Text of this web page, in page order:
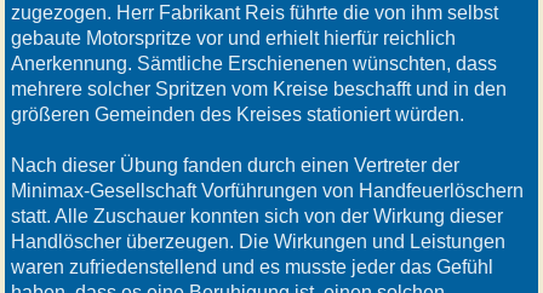
zugezogen. Herr Fabrikant Reis führte die von ihm selbst
gebaute Motorspritze vor und erhielt hierfür reichlich
Anerkennung. Sämtliche Erschienenen wünschten, dass
mehrere solcher Spritzen vom Kreise beschafft und in den
größeren Gemeinden des Kreises stationiert würden.
Nach dieser Übung fanden durch einen Vertreter der
Minimax-Gesellschaft Vorführungen von Handfeuerlöschern
statt. Alle Zuschauer konnten sich von der Wirkung dieser
Handlöscher überzeugen. Die Wirkungen und Leistungen
waren zufriedenstellend und es musste jeder das Gefühl